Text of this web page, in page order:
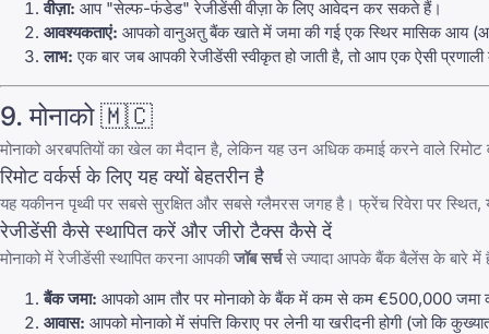
वीज़ा: आप "सेल्फ-फंडेड" रेजीडेंसी वीज़ा के लिए आवेदन कर सकते हैं।
आवश्यकताएं: आपको वानुअतु बैंक खाते में जमा की गई एक स्थिर मासिक आय
लाभ: एक बार जब आपकी रेजीडेंसी स्वीकृत हो जाती है, तो आप एक ऐसी
9. मोनाको 🇲🇨
मोनाको अरबपतियों का खेल का मैदान है, लेकिन यह उन अधिक कमाई करने वाले
रिमोट वर्कर्स के लिए यह क्यों बेहतरीन है
यह यकीनन पृथ्वी पर सबसे सुरक्षित और सबसे ग्लैमरस जगह है। फ्रेंच रिवेरा पर स्थित,
रेजीडेंसी कैसे स्थापित करें और जीरो टैक्स कैसे दें
मोनाको में रेजीडेंसी स्थापित करना आपकीजॉब सर्चसे ज्यादा आपके बैंक बैलेंस के बारे में
बैंक जमा: आपको आम तौर पर मोनाको के बैंक में कम से कम €500,000 जमा
आवास: आपको मोनाको में संपत्ति किराए पर लेनी या खरीदनी होगी (जो कि